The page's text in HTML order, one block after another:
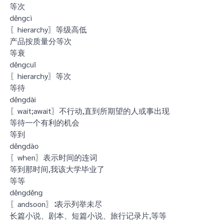
等次
děngcì
〖hierarchy〗等级高低
产品按质量分等次
等衰
děngcuī
〖hierarchy〗等次
等待
děngdài
〖wait;await〗不行动,直到所期望的人或事出现
等待一个有利的机会
等到
děngdào
〖when〗表示时间的连词
等到那时间,我该大学毕业了
等等
děngděng
〖andsoon〗∶表示列举未尽
长篇小说、剧本、短篇小说、旅行记录片,等等